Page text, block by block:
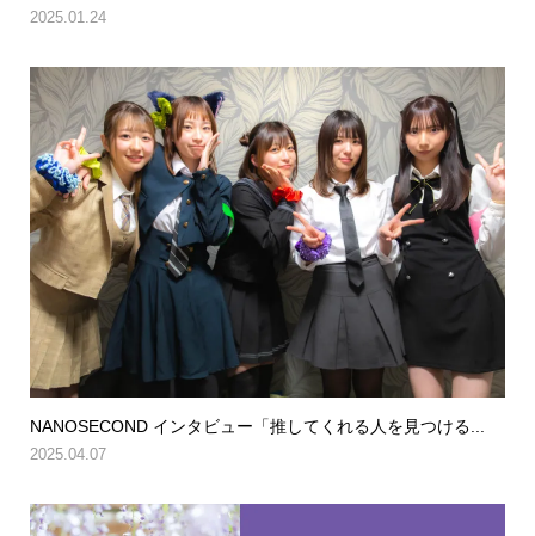
2025.01.24
NANOSECOND インタビュー「推してくれる人を見つける...
2025.04.07